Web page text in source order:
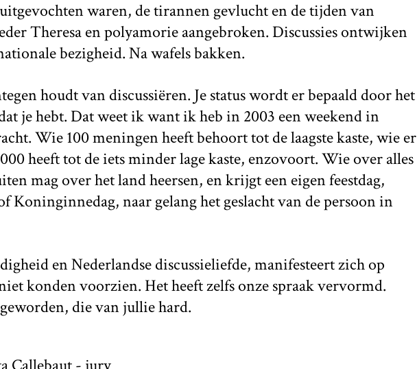
waren, de tirannen gevlucht en de tijden van
Theresa en polyamorie aangebroken. Discussies ontwijken
bezigheid. Na wafels bakken.
houdt van discussiëren. Je status wordt er bepaald door het
je hebt. Dat weet ik want ik heb in 2003 een weekend in
Wie 100 meningen heeft behoort tot de laagste kaste, wie er
heeft tot de iets minder lage kaste, enzovoort. Wie over alles
mag over het land heersen, en krijgt een eigen feestdag,
Koninginnedag, naar gelang het geslacht van de persoon in
en Nederlandse discussieliefde, manifesteert zich op
konden voorzien. Het heeft zelfs onze spraak vervormd.
geworden, die van jullie hard.